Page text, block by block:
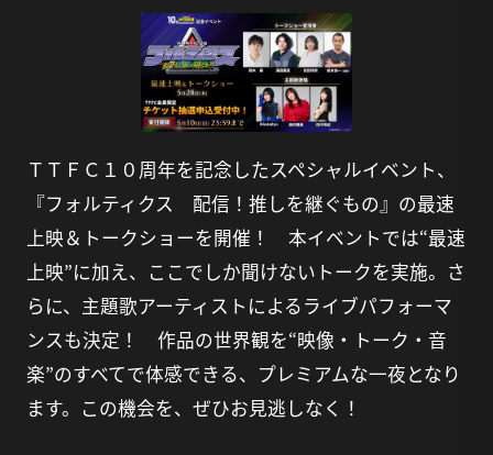
ＴＴＦＣ１０周年を記念したスペシャルイベント、
『フォルティクス 配信！推しを継ぐもの』の最速
上映＆トークショーを開催！ 本イベントでは“最速
上映”に加え、ここでしか聞けないトークを実施。さ
らに、主題歌アーティストによるライブパフォーマ
ンスも決定！ 作品の世界観を“映像・トーク・音
楽”のすべてで体感できる、プレミアムな一夜となり
ます。この機会を、ぜひお見逃しなく！